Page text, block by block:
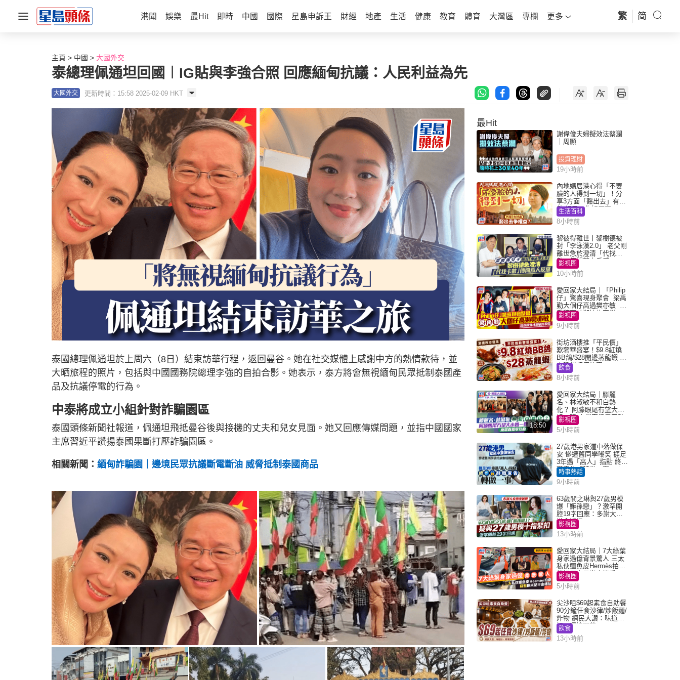
港聞 娛樂 最Hit 即時 中國 國際 星島申訴王 財經 地產 生活 健康 教育 體育 大灣區 專欄 更多 繁 简
主頁 中國 大國外交
泰總理佩通坦回國︱IG貼與李強合照 回應緬甸抗議：人民利益為先
大國外交 更新時間：15:58 2025-02-09 HKT
泰國總理佩通坦於上周六（8日）結束訪華行程，返回曼谷。她在社交媒體上感謝中方的熱情款待，並
大晒旅程的照片，包括與中國國務院總理李強的自拍合影。她表示，泰方將會無視緬甸民眾抵制泰國產
品及抗議停電的行為。
中泰將成立小組針對詐騙園區
泰國頭條新聞社報道，佩通坦飛抵曼谷後與接機的丈夫和兒女見面。她又回應傳媒問題，並指中國國家
主席習近平讚揚泰國果斷打壓詐騙園區。
相關新聞： 緬甸詐騙園｜邊境民眾抗議斷電斷油 威脅抵制泰國商品
最Hit
謝偉俊夫婦擬效法蔡瀾
｜周顯
投資理財
19小時前
內地媽居港心得「不要
臉的人得到一切」！分
享3方面「豁出去」有著
數 網民：你好厲害
生活百科
8小時前
黎彼得離世丨黎樹德被
封「李泳漢2.0」 老父剛
離世急於澄清「代找卡
數」傳聞惹人反感
影視圈
10小時前
愛回家大結局｜「Philip
仔」驚喜現身聚會 梁禹
勤大個仔高過樊亦敏 超
乖黐實林淑敏許家傑
影視圈
9小時前
街坊酒樓推「平民價」
歎奢華盛宴！$9.8紅燒
BB鴿/$28開邊蒸龍蝦 3
大晚餐超值優惠
飲食
8小時前
18:50
愛回家大結局｜滕麗
名、林淑敏不和白熱
化？ 阿滕眼尾冇望大小
姐一眼 商場直播零互動
影視圈
5小時前
27歲港男家道中落做保
安 慘遭舊同學嘲笑 捱足
3年遇「高人」指點 終辭
職宣告「轉做一事」｜
Juicy叮
時事熱話
9小時前
63歲關之琳與27歲男模
爆「嫲孫戀」？激罕開
腔19字回應：多謝大家
掛念近況
影視圈
13小時前
愛回家大結局｜7大綠葉
身家過億背景驚人 三太
私伙鱷魚皮Hermès拍劇
蘇姐原來是半山樓后
影視圈
5小時前
尖沙咀$69起素食自助餐
90分鐘任食沙律/炒飯麵/
炸物 網民大讚：味道
好，環境闊落
飲食
13小時前